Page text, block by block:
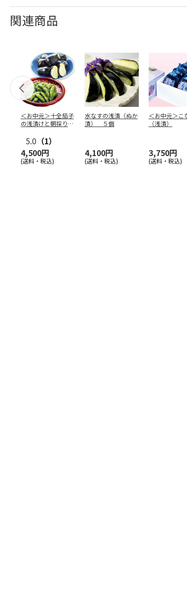
関連商品
＜お中元＞十全茄子
の浅漬けと朝採り枝
5.0 （1）
4,500円
(送料・税込)
水なすの浅漬（ぬか
漬） ５個
4,100円
(送料・税込)
＜お中元＞こ
（浅漬）
3,750円
(送料・税込)